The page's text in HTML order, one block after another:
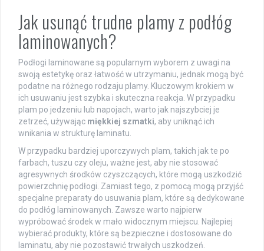
Jak usunąć trudne plamy z podłóg
laminowanych?
Podłogi laminowane są popularnym wyborem z uwagi na
swoją estetykę oraz łatwość w utrzymaniu, jednak mogą być
podatne na różnego rodzaju plamy. Kluczowym krokiem w
ich usuwaniu jest szybka i skuteczna reakcja. W przypadku
plam po jedzeniu lub napojach, warto jak najszybciej je
zetrzeć, używając miękkiej szmatki, aby uniknąć ich
wnikania w strukturę laminatu.
W przypadku bardziej uporczywych plam, takich jak te po
farbach, tuszu czy oleju, ważne jest, aby nie stosować
agresywnych środków czyszczących, które mogą uszkodzić
powierzchnię podłogi. Zamiast tego, z pomocą mogą przyjść
specjalne preparaty do usuwania plam, które są dedykowane
do podłóg laminowanych. Zawsze warto najpierw
wypróbować środek w mało widocznym miejscu. Najlepiej
wybierać produkty, które są bezpieczne i dostosowane do
laminatu, aby nie pozostawić trwałych uszkodzeń.